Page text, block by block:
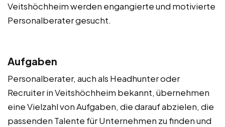
Veitshöchheim werden engangierte und motivierte
Personalberater gesucht.
Aufgaben
Personalberater, auch als Headhunter oder
Recruiter in Veitshöchheim bekannt, übernehmen
eine Vielzahl von Aufgaben, die darauf abzielen, die
passenden Talente für Unternehmen zu finden und